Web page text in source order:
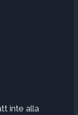
inte alla